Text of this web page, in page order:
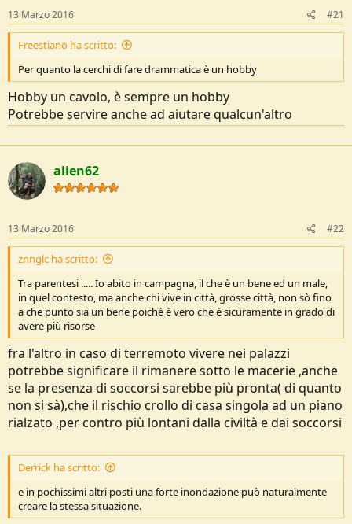
s
c
u
s
s
i
o
e
o
13 Marzo 2016 #21
Freestiano ha scritto:
Per quanto la cerchi di fare drammatica è un hobby
Hobby un cavolo, è sempre un hobby
Potrebbe servire anche ad aiutare qualcun'altro
alien62
13 Marzo 2016 #22
znnglc ha scritto:
Tra parentesi ..... Io abito in campagna, il che è un bene ed un male,
in quel contesto, ma anche chi vive in città, grosse città, non sò fino
a che punto sia un bene poichè è vero che è sicuramente in grado di
avere più risorse
fra l'altro in caso di terremoto vivere nei palazzi
potrebbe significare il rimanere sotto le macerie ,anche
se la presenza di soccorsi sarebbe più pronta( di quanto
non si sà),che il rischio crollo di casa singola ad un piano
rialzato ,per contro più lontani dalla civiltà e dai soccorsi
Derrick ha scritto:
e in pochissimi altri posti una forte inondazione può naturalmente
creare la stessa situazione.